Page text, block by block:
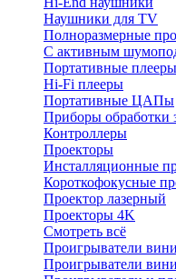
Наушники для TV
Полноразмерные
С активным
Портативные плееры
Hi-Fi плееры
Портативные ЦАПы
Приборы обработки
Контроллеры
Проекторы
Инсталляционные
Короткофокусные
Проектор лазерный
Проекторы 4K
Смотреть всё
Проигрыватели
Проигрыватели